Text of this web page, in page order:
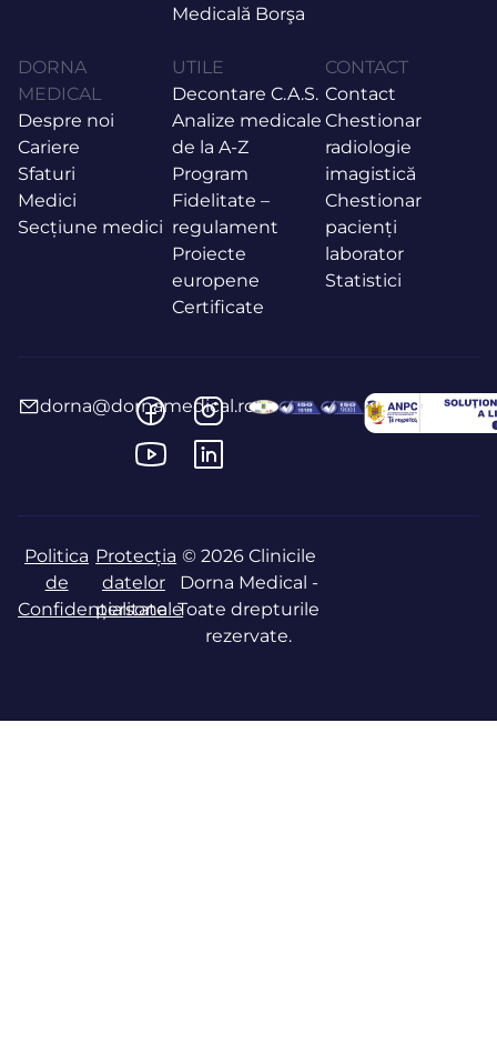
Medicală Borşa
DORNA
MEDICAL
Despre noi
Cariere
Sfaturi
Medici
Secțiune medici
UTILE
Decontare C.A.S.
Analize medicale
de la A-Z
Program
Fidelitate –
regulament
Proiecte
europene
Certificate
CONTACT
Contact
Chestionar
radiologie
imagistică
Chestionar
pacienți
laborator
Statistici
dorna@dornamedical.ro
Politica
de
Confidențialitate
Protecția
datelor
personale
© 2026 Clinicile
Dorna Medical -
Toate drepturile
rezervate.